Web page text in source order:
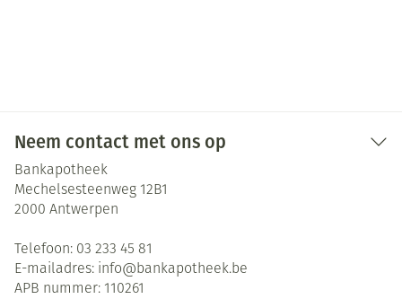
Neem contact met ons op
Bankapotheek
Mechelsesteenweg 12B1
2000 Antwerpen
Telefoon: 03 233 45 81
E-mailadres: info@bankapotheek.be
APB nummer: 110261